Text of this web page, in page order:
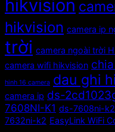
hikvision
hikvision camera ip
trời camera ngoài trời
camera wifi hikvision
hinh 16 camera dau ghi
camera ip ds-
7608NI-K1 ds-7608ni-k2
7632ni-k2 EasyLink WiFi